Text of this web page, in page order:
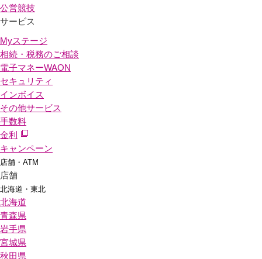
公営競技
サービス
Myステージ
相続・税務のご相談
電子マネーWAON
セキュリティ
インボイス
その他サービス
手数料
金利
キャンペーン
店舗・ATM
店舗
北海道・東北
北海道
青森県
岩手県
宮城県
秋田県